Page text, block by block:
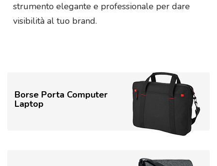
strumento elegante e professionale per dare
visibilità al tuo brand.
Borse Porta Computer
Laptop